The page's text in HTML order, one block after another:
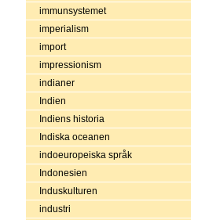
immunsystemet
imperialism
import
impressionism
indianer
Indien
Indiens historia
Indiska oceanen
indoeuropeiska språk
Indonesien
Induskulturen
industri